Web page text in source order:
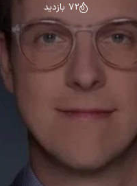
72 بازدید